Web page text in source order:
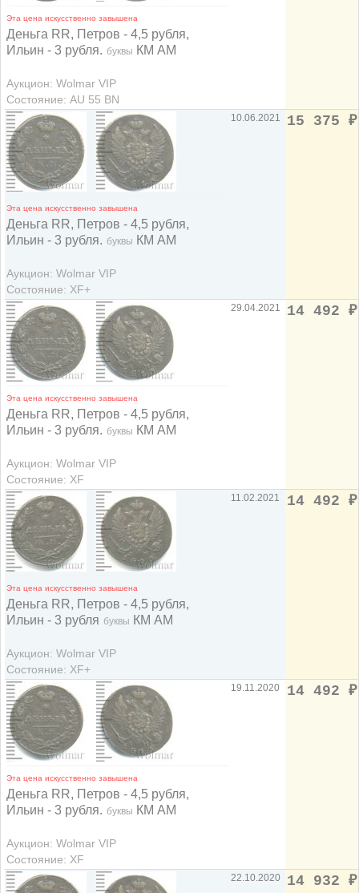
Эта цена искусственно завышена
Деньга RR, Петров - 4,5 рубля,
Ильин - 3 рубля. буквы КМ АМ
Аукцион: Wolmar VIP
Состояние: AU 55 BN
Эта цена искусственно завышена
Деньга RR, Петров - 4,5 рубля,
Ильин - 3 рубля. буквы КМ АМ
Аукцион: Wolmar VIP
Состояние: XF+
10.06.2021 15 375 ₽
Эта цена искусственно завышена
Деньга RR, Петров - 4,5 рубля,
Ильин - 3 рубля. буквы КМ АМ
Аукцион: Wolmar VIP
Состояние: XF
29.04.2021 14 492 ₽
Эта цена искусственно завышена
Деньга RR, Петров - 4,5 рубля,
Ильин - 3 рубля буквы КМ АМ
Аукцион: Wolmar VIP
Состояние: XF+
11.02.2021 14 492 ₽
Эта цена искусственно завышена
Деньга RR, Петров - 4,5 рубля,
Ильин - 3 рубля. буквы КМ АМ
Аукцион: Wolmar VIP
Состояние: XF
19.11.2020 14 492 ₽
22.10.2020 14 932 ₽